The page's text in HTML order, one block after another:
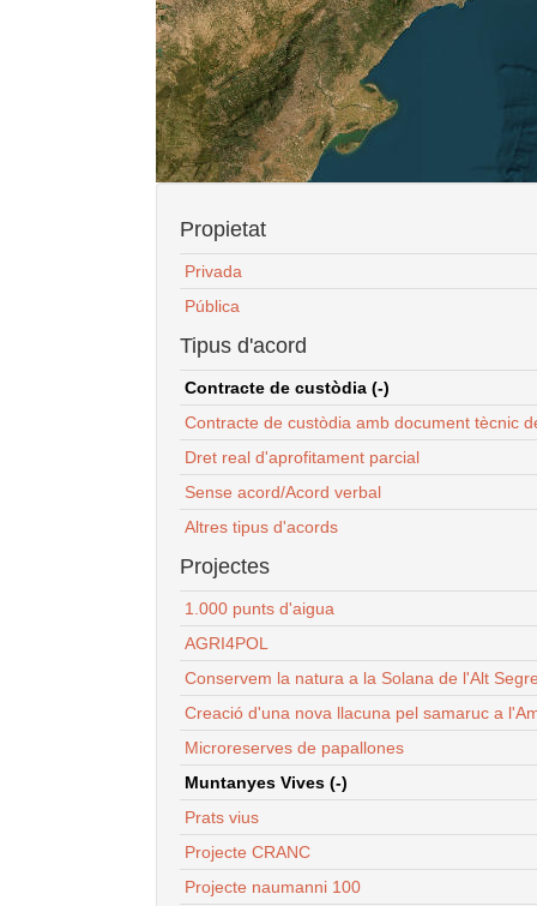
Propietat
Privada
Pública
Tipus d'acord
Contracte de custòdia (-)
Contracte de custòdia amb document tècnic
Dret real d'aprofitament parcial
Sense acord/Acord verbal
Altres tipus d'acords
Projectes
1.000 punts d'aigua
AGRI4POL
Conservem la natura a la Solana de l'Alt
Creació d'una nova llacuna pel samaruc a
Microreserves de papallones
Muntanyes Vives (-)
Prats vius
Projecte CRANC
Projecte naumanni 100